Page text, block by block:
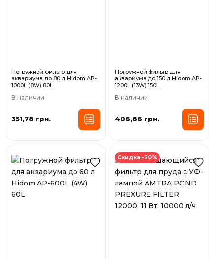
Погружной фильтр для
аквариума до 80 л Нidom AP-
1000L (8W) 80L
В наличии
351,78 грн.
Погружной фильтр для
аквариума до 150 л Нidom AP-
1200L (13W) 150L
В наличии
406,86 грн.
Скидка -20%